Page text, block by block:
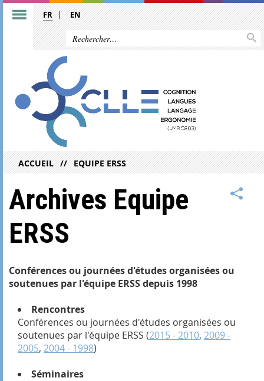
FR EN
ACCUEIL EQUIPE ERSS
Archives Equipe
ERSS
Conférences ou journées d'études organisées ou
soutenues par l'équipe ERSS depuis 1998
Rencontres
Conférences ou journées d'études organisées ou
soutenues par l'équipe ERSS (2015 - 2010, 2009 -
2005, 2004 - 1998)
Séminaires